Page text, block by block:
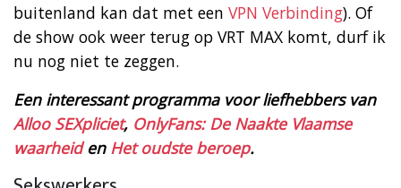
buitenland kan dat met een VPN Verbinding). Of
de show ook weer terug op VRT MAX komt, durf ik
nu nog niet te zeggen.
Een interessant programma voor liefhebbers van
Alloo SEXpliciet, OnlyFans: De Naakte Vlaamse
waarheiden Het oudste beroep.